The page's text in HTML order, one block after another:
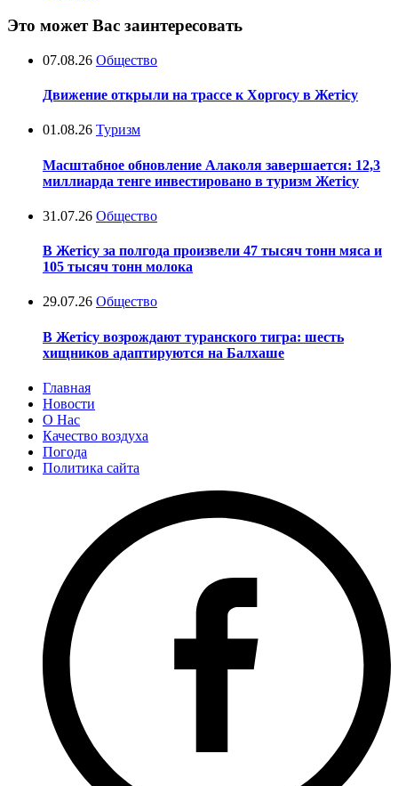
Это может Вас заинтересовать
07.08.26 Общество
Движение открыли на трассе к Хоргосу в Жетісу
01.08.26 Туризм
Масштабное обновление Алаколя завершается: 12,3
миллиарда тенге инвестировано в туризм Жетісу
31.07.26 Общество
В Жетісу за полгода произвели 47 тысяч тонн мяса и
105 тысяч тонн молока
29.07.26 Общество
В Жетісу возрождают туранского тигра: шесть
хищников адаптируются на Балхаше
Главная
Новости
О Нас
Качество воздуха
Погода
Политика сайта